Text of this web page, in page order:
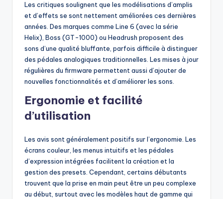
Les critiques soulignent que les modélisations d’amplis
et d’effets se sont nettement améliorées ces dernières
années. Des marques comme Line 6 (avec la série
Helix), Boss (GT-1000) ou Headrush proposent des
sons d’une qualité bluffante, parfois difficile à distinguer
des pédales analogiques traditionnelles. Les mises à jour
régulières du firmware permettent aussi d’ajouter de
nouvelles fonctionnalités et d’améliorer les sons.
Ergonomie et facilité
d’utilisation
Les avis sont généralement positifs sur l’ergonomie. Les
écrans couleur, les menus intuitifs et les pédales
d’expression intégrées facilitent la création et la
gestion des presets. Cependant, certains débutants
trouvent que la prise en main peut être un peu complexe
au début, surtout avec les modèles haut de gamme qui